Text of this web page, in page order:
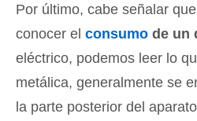
Por último, cabe señalar
conocer el consumo de un
eléctrico, podemos leer lo
metálica, generalmente se
la parte posterior del